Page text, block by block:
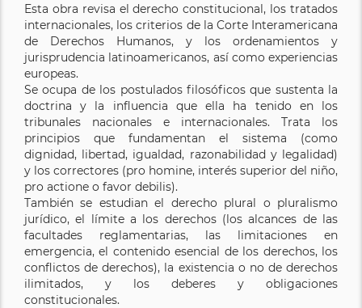
Esta obra revisa el derecho constitucional, los tratados
internacionales, los criterios de la Corte Interamericana
de Derechos Humanos, y los ordenamientos y
jurisprudencia latinoamericanos, así como experiencias
europeas.
Se ocupa de los postulados filosóficos que sustenta la
doctrina y la influencia que ella ha tenido en los
tribunales nacionales e internacionales. Trata los
principios que fundamentan el sistema (como
dignidad, libertad, igualdad, razonabilidad y legalidad)
y los correctores (pro homine, interés superior del niño,
pro actione o favor debilis).
También se estudian el derecho plural o pluralismo
jurídico, el límite a los derechos (los alcances de las
facultades reglamentarias, las limitaciones en
emergencia, el contenido esencial de los derechos, los
conflictos de derechos), la existencia o no de derechos
ilimitados, y los deberes y obligaciones
constitucionales.